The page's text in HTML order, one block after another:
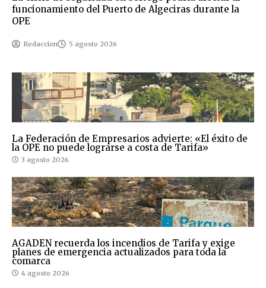
funcionamiento del Puerto de Algeciras durante la
OPE
Redaccion 5 agosto 2026
La Federación de Empresarios advierte: «El éxito de
la OPE no puede lograrse a costa de Tarifa»
3 agosto 2026
AGADEN recuerda los incendios de Tarifa y exige
planes de emergencia actualizados para toda la
comarca
4 agosto 2026